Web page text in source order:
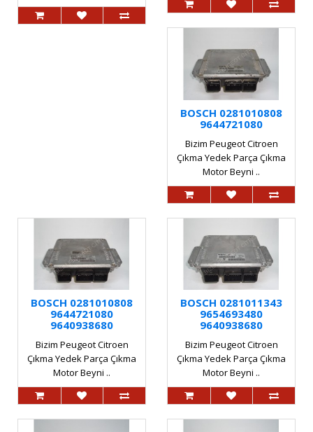
BOSCH 0281010808
9644721080
Bizim Peugeot Citroen
Çıkma Yedek Parça Çıkma
Motor Beyni ..
BOSCH 0281010808
9644721080
9640938680
Bizim Peugeot Citroen
Çıkma Yedek Parça Çıkma
Motor Beyni ..
BOSCH 0281011343
9654693480
9640938680
Bizim Peugeot Citroen
Çıkma Yedek Parça Çıkma
Motor Beyni ..